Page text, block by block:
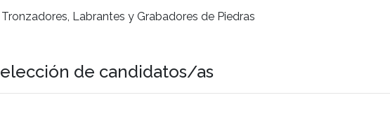
Labrantes y Grabadores de Piedras
de candidatos/as